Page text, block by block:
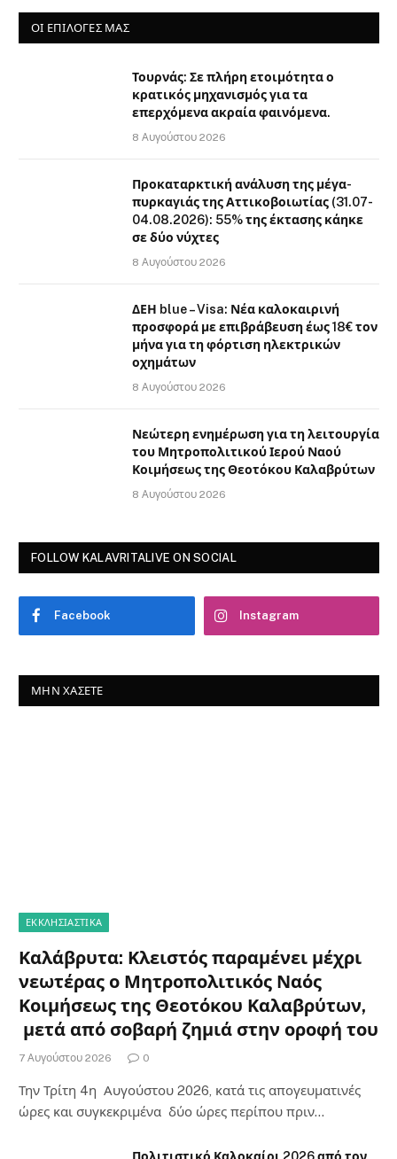
ΟΙ ΕΠΙΛΟΓΈΣ ΜΑΣ
Τουρνάς: Σε πλήρη ετοιμότητα ο
κρατικός μηχανισμός για τα
επερχόμενα ακραία φαινόμενα.
8 Αυγούστου 2026
Προκαταρκτική ανάλυση της μέγα-
πυρκαγιάς της Αττικοβοιωτίας (31.07-
04.08.2026): 55% της έκτασης κάηκε
σε δύο νύχτες
8 Αυγούστου 2026
ΔΕΗ blue – Visa: Νέα καλοκαιρινή
προσφορά με επιβράβευση έως 18€ τον
μήνα για τη φόρτιση ηλεκτρικών
οχημάτων
8 Αυγούστου 2026
Νεώτερη ενημέρωση για τη λειτουργία
του Μητροπολιτικού Ιερού Ναού
Κοιμήσεως της Θεοτόκου Καλαβρύτων
8 Αυγούστου 2026
FOLLOW KALAVRITALIVE ON SOCIAL
Facebook Instagram
ΜΗΝ ΧΆΣΕΤΕ
ΕΚΚΛΗΣΙΑΣΤΙΚΑ
Καλάβρυτα: Κλειστός παραμένει μέχρι
νεωτέρας ο Μητροπολιτικός Ναός
Κοιμήσεως της Θεοτόκου Καλαβρύτων,
μετά από σοβαρή ζημιά στην οροφή του
7 Αυγούστου 2026 0
Την Τρίτη 4η Αυγούστου 2026, κατά τις απογευματινές
ώρες και συγκεκριμένα δύο ώρες περίπου πριν…